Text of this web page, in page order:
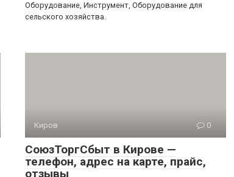
Оборудование, Инструмент, Оборудование для
сельского хозяйства.
Киров 0
СоюзТоргСбыт в Кирове —
телефон, адрес на карте, прайс,
отзывы